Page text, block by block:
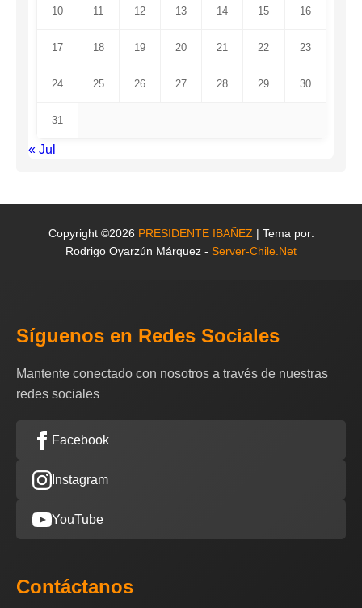
10 11 12 13 14 15 16
17 18 19 20 21 22 23
24 25 26 27 28 29 30
31
« Jul
Copyright ©2026 PRESIDENTE IBAÑEZ | Tema por:
Rodrigo Oyarzún Márquez - Server-Chile.Net
Síguenos en Redes Sociales
Mantente conectado con nosotros a través de nuestras
redes sociales
Facebook
Instagram
YouTube
Contáctanos